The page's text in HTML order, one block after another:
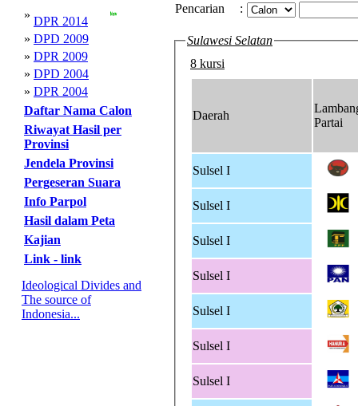
» DPR 2014
» DPD 2009
» DPR 2009
» DPD 2004
» DPR 2004
Daftar Nama Calon
Riwayat Hasil per
Provinsi
Jendela Provinsi
Pergeseran Suara
Info Parpol
Hasil dalam Peta
Kajian
Link - link
Ideological Divides and
The source of
Indonesia...
Pencarian :
Sulawesi Selatan
8 kursi
Daerah
Partai
Sulsel I
Sulsel I
Sulsel I
Sulsel I
Sulsel I
Sulsel I
Sulsel I